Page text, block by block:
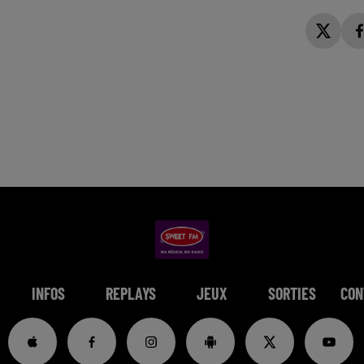
INFOS REPLAYS JEUX SORTIES